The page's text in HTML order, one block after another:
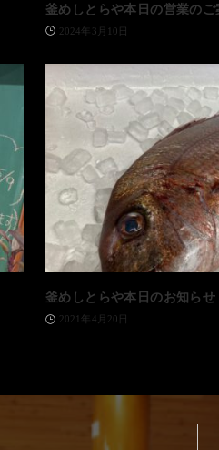
釜めしとらや本日の営業のご
2024年3月10日
釜めしとらや本日のお知らせ
2021年4月20日